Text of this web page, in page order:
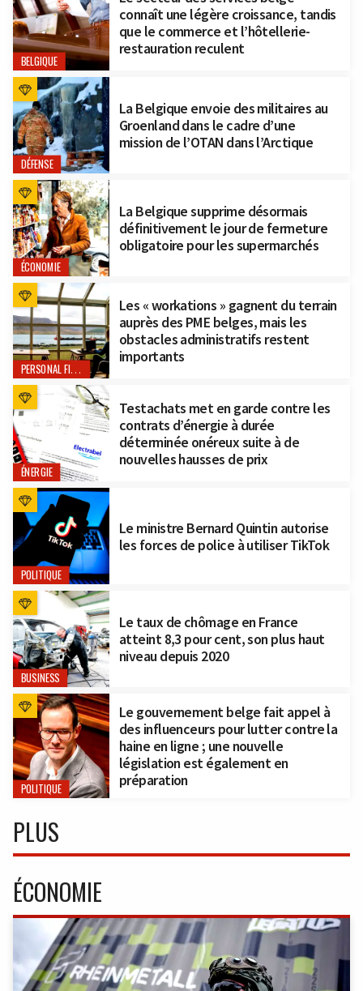
BELGIQUE
connaît une légère croissance, tandis
que le commerce et l’hôtellerie-
restauration reculent
DÉFENSE
La Belgique envoie des militaires au
Groenland dans le cadre d’une
mission de l’OTAN dans l’Arctique
ÉCONOMIE
La Belgique supprime désormais
définitivement le jour de fermeture
obligatoire pour les supermarchés
PERSONAL FINANCE
Les « workations » gagnent du terrain
auprès des PME belges, mais les
obstacles administratifs restent
importants
ÉNERGIE
Testachats met en garde contre les
contrats d’énergie à durée
déterminée onéreux suite à de
nouvelles hausses de prix
POLITIQUE
Le ministre Bernard Quintin autorise
les forces de police à utiliser TikTok
BUSINESS
Le taux de chômage en France
atteint 8,3 pour cent, son plus haut
niveau depuis 2020
POLITIQUE
Le gouvernement belge fait appel à
des influenceurs pour lutter contre la
haine en ligne ; une nouvelle
législation est également en
préparation
PLUS
ÉCONOMIE